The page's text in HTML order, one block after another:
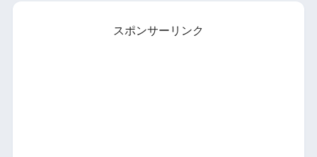
スポンサーリンク